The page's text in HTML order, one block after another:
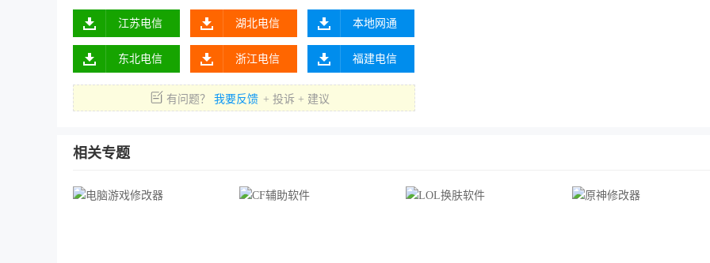
江苏电信
东北电信
湖北电信
浙江电信
本地网通
福建电信
有问题？ 我要反馈 + 投诉 + 建议
相关专题